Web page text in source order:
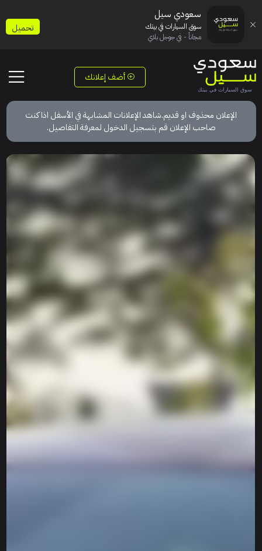
أضف إعلانك
الإعلان محذوف او قديم.شاهد الإعلانات المشابهة في الأسفل اذا كنت
صاحب الإعلان قم بتسجيل الدخول لمعرفة التفاصيل.
سعودي سيل
سوق السيارات في بيتك
مجاناً - في جوجل بلاي
تحميل